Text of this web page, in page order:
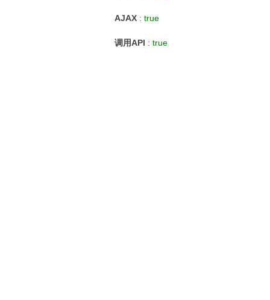
AJAX : true
调用API : true